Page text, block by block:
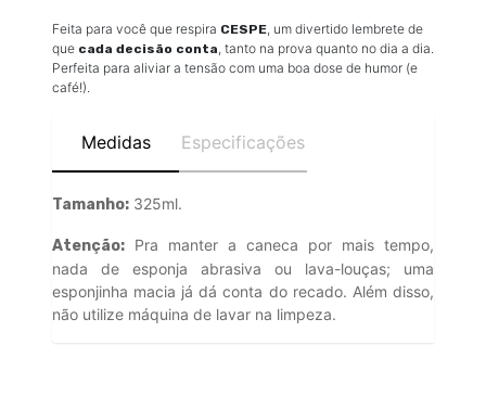
Feita para você que respira CESPE, um divertido lembrete de
que cada decisão conta, tanto na prova quanto no dia a dia.
Perfeita para aliviar a tensão com uma boa dose de humor (e
café!).
Medidas Especificações
Tamanho: 325ml.
Atenção: Pra manter a caneca por mais tempo,
nada de esponja abrasiva ou lava-louças; uma
esponjinha macia já dá conta do recado. Além disso,
não utilize máquina de lavar na limpeza.